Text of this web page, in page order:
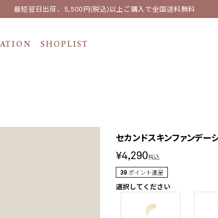
最短翌日出荷、5,500円(税込)以上ご購入で全国送料無料
SHOPLIST
セカンドスキンファンデー
¥4,290税込
39 ポイント進呈
選択してください